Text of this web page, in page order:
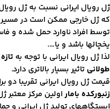
رویال ایرانی نسبت به ژل رویال
ژل خارجی ممکن است در مسیر
افراد ناوارد حمل شده و
باشد و یا….
ژل رویال ایرانی با توجه به
تاثیر بسیار بالاتری دارد.
ژل رویال ایرانی تقریبا دو
باماراولین مرکز معتبر ژل
تولید ژل ایرانی و